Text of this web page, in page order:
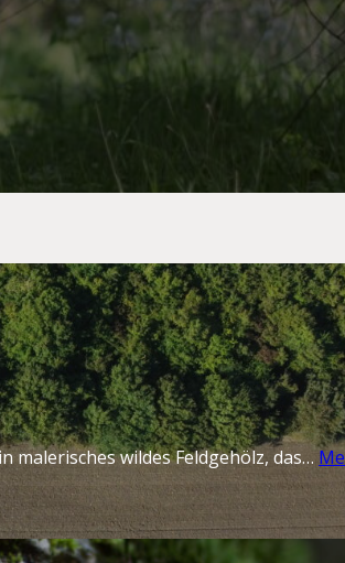
malerisches wildes Feldgehölz, das…